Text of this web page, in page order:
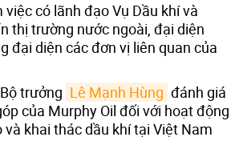
có lãnh đạo Vụ Dầu khí và
thị trường nước ngoài, đại diện
đại diện các đơn vị liên quan của
trưởng Lê Mạnh Hùng đánh giá
của Murphy Oil đối với hoạt động
khai thác dầu khí tại Việt Nam